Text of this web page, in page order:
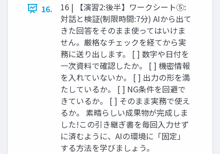
16.
16 | 【演習2:後半】ワークシート⑤:
対話と検証(制限時間:7分) AIから出て
きた回答をそのまま使ってはいけま
せん。厳格なチェックを経てから実
務に送り出します。 [ ] 数字や日付を
一次資料で確認したか。 [ ] 機密情報
を入れていないか。 [ ] 出力の形を満
たしているか。 [ ] NG条件を回避で
きているか。 [ ] そのまま実務で使え
るか。 素晴らしい成果物が完成しま
した!この引き継ぎ書を毎回入力せず
に済むように、AIの環境に「固定」
する方法を学びましょう。